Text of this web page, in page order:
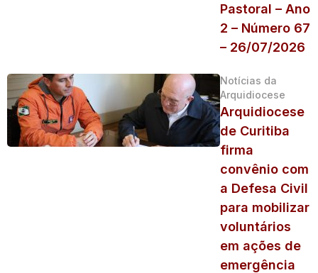
Pastoral – Ano
2 – Número 67
– 26/07/2026
Notícias da
Arquidiocese
Arquidiocese
de Curitiba
firma
convênio com
a Defesa Civil
para mobilizar
voluntários
em ações de
emergência